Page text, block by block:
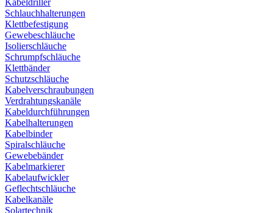
Schlauchhalterungen
Klettbefestigung
Gewebeschläuche
Isolierschläuche
Schrumpfschläuche
Klettbänder
Schutzschläuche
Kabelverschraubungen
Verdrahtungskanäle
Kabeldurchführungen
Kabelhalterungen
Kabelbinder
Spiralschläuche
Gewebebänder
Kabelmarkierer
Kabelaufwickler
Geflechtschläuche
Kabelkanäle
Solartechnik